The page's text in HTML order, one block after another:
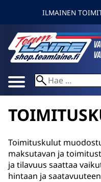
ILMAINEN
Toimituskulut
maksutavan ja
ja tilavuus saattaa
hintaan ja